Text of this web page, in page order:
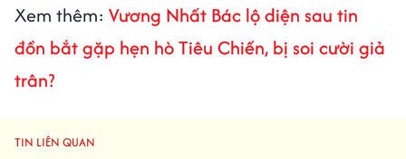
Xem thêm: Vương Nhất Bác lộ diện sau tin
đồn bắt gặp hẹn hò Tiêu Chiến, bị soi cười giả
trân?
TIN LIÊN QUAN